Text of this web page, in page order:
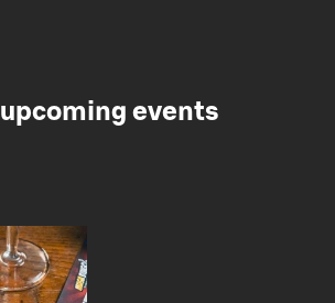
upcoming events